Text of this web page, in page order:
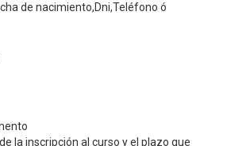
de nacimiento,Dni,Teléfono ó
la inscripción al curso y el plazo que